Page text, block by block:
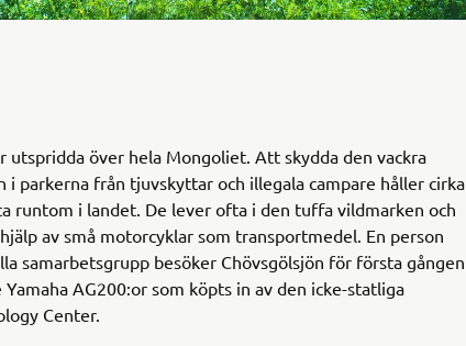
utspridda över hela Mongoliet. Att skydda den vackra
i parkerna från tjuvskyttar och illegala campare håller cirka
runtom i landet. De lever ofta i den tuffa vildmarken och
av små motorcyklar som transportmedel. En person
samarbetsgrupp besöker Chövsgölsjön för första gången
AG200:or som köpts in av den icke-statliga
Center.